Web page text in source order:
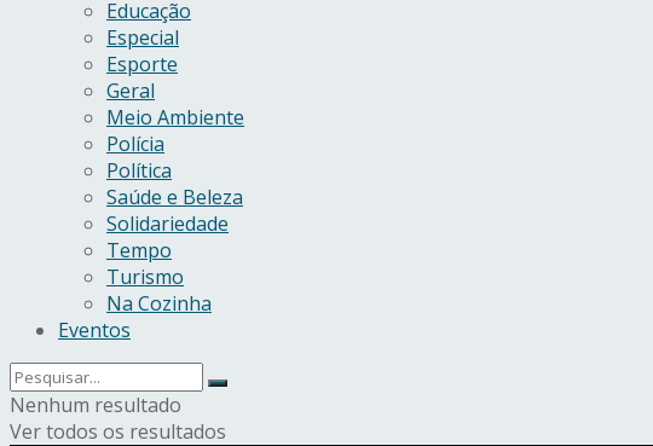
Educação
Especial
Esporte
Geral
Meio Ambiente
Polícia
Política
Saúde e Beleza
Solidariedade
Tempo
Turismo
Na Cozinha
Eventos
Nenhum resultado
Ver todos os resultados